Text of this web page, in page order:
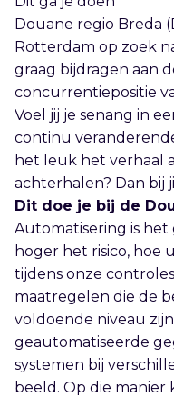
Douane regio Breda
Rotterdam op zoek
graag bijdragen aan
concurrentiepositie
Voel jij je senang in
continu
het leuk het verhaal
achterhalen? Dan bij
Dit doe je bij de
Automatisering is het
hoger het risico, hoe
tijdens onze
maatregelen die de
voldoende niveau
geautomatiseerde
systemen bij
beeld. Op die